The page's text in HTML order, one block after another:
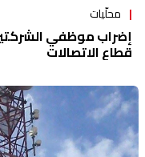
محلّيات
إضراب موظفي
قطاع الاتصالات